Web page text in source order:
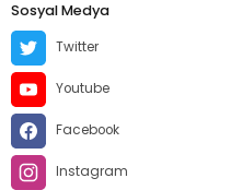
Sosyal Medya
Twitter
Youtube
Facebook
Instagram